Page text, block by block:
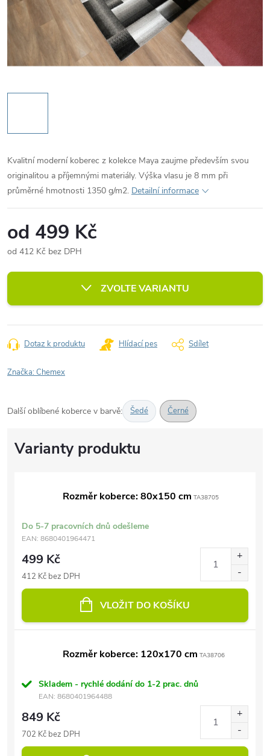
Kvalitní moderní koberec z kolekce Maya zaujme především svou
originalitou a příjemnými materiály. Výška vlasu je 8 mm při
průměrné hmotnosti 1350 g/m2. Detailní informace
od 499 Kč
od 412 Kč bez DPH
cena:
ZVOLTE VARIANTU
Dotaz k produktu Hlídací pes Sdílet
Značka:Chemex
Další oblíbené koberce v barvě: Šedé Černé
Rozměr koberce: 80x150 cm TA38705
Do 5-7 pracovních dnů odešleme
EAN: 8680401964471
499 Kč
412 Kč bez DPH
VLOŽIT DO KOŠÍKU
Rozměr koberce: 120x170 cm TA38706
Skladem - rychlé dodání do 1-2 prac. dnů
EAN: 8680401964488
849 Kč
702 Kč bez DPH